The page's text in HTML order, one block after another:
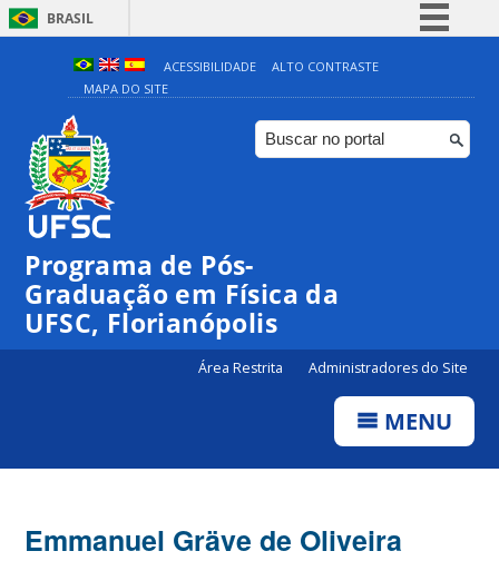
BRASIL
Simplifique!
Comunica BR
Participe
ACESSIBILIDADE
ALTO CONTRASTE
MAPA DO SITE
Programa de Pós-
Graduação em Física da
UFSC, Florianópolis
Área Restrita Administradores do Site
MENU
Emmanuel Gräve de Oliveira